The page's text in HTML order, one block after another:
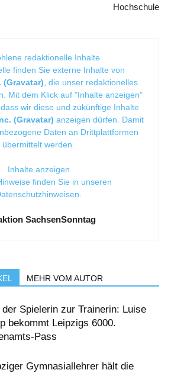
Hochschule
redaktionelle Inhalte
finden Sie externe Inhalte von
, die unser redaktionelles
Mit dem Klick auf "Inhalte anzeigen"
wir diese und zukünftige Inhalte
(Gravatar) anzeigen dürfen. Damit
Daten an Drittplattformen
übermittelt werden.
Inhalte anzeigen
finden Sie in unseren
SachsenSonntag
MEHR VOM AUTOR
der Spielerin zur Trainerin: Luise
bekommt Leipzigs 6000.
Pass
Gymnasiallehrer hält die